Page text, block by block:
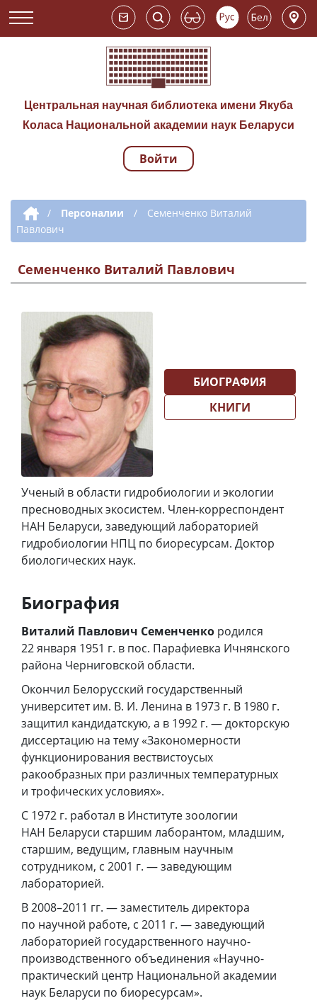
Центральная научная библиотека имени Якуба
Коласа Национальной академии наук Беларуси
Навигация по
Войти
Дополнительная навигация
/ Персоналии /
Семенченко Виталий
Павлович
Семенченко Виталий Павлович
Ученый в области гидробиологии и экологии
пресноводных экосистем. Член-корреспондент
НАН Беларуси, заведующий лабораторией
гидробиологии НПЦ по биоресурсам. Доктор
биологических наук.
БИОГРАФИЯ
КНИГИ
Биография
Виталий Павлович Семенченко родился
22 января 1951 г. в пос. Парафиевка Ичнянского
района Черниговской области.
Окончил Белорусский государственный
университет им. В. И. Ленина в 1973 г. В 1980 г.
защитил кандидатскую, а в 1992 г. — докторскую
диссертацию на тему «Закономерности
функционирования вествистоусых
ракообразных при различных температурных
и трофических условиях».
С 1972 г. работал в Институте зоологии
НАН Беларуси старшим лаборантом, младшим,
старшим, ведущим, главным научным
сотрудником, с 2001 г. — заведующим
лабораторией.
В 2008–2011 гг. — заместитель директора
по научной работе, с 2011 г. — заведующий
лабораторией государственного научно-
производственного объединения «Научно-
практический центр Национальной академии
наук Беларуси по биоресурсам».